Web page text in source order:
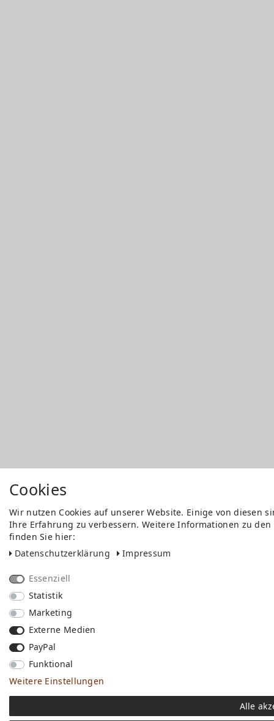
Cookies
Wir nutzen Cookies auf unserer Website. Einige von diesen
Ihre Erfahrung zu verbessern. Weitere Informationen zu
finden Sie hier:
Daten­schutz­erklärung
Impressum
Essenziell
Statistik
Marketing
Externe Medien
PayPal
Funktional
Weitere Einstellungen
Alle